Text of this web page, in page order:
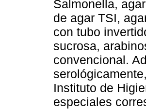
Salmonella,
de agar TSI,
con tubo
sucrosa,
convencional.
Instituto de
especiales